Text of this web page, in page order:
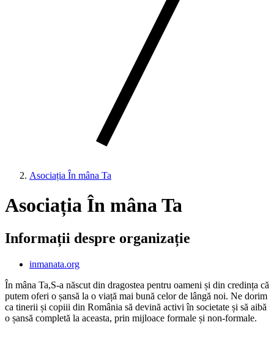
Asociația În mâna Ta
Asociația În mâna Ta
Informații despre organizație
inmanata.org
În mâna Ta,S-a născut din dragostea pentru oameni și din credința că
putem oferi o șansă la o viață mai bună celor de lângă noi. Ne dorim
ca tinerii și copiii din România să devină activi în societate și să aibă
o șansă completă la aceasta, prin mijloace formale și non-formale.